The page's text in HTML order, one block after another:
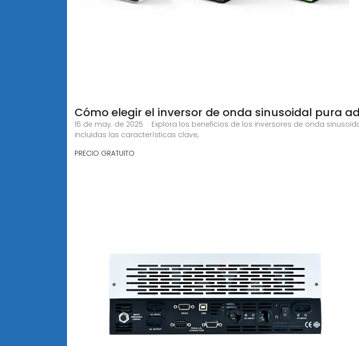
Cómo elegir el inversor de onda sinusoidal pura
16 de may. de 2025 · Explora los beneficios de los inversores de onda
incluidas las características clave,
PRECIO GRATUITO